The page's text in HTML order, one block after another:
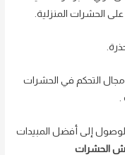
الحشرات المنزلية.
التحكم في الحشرات
إلى أفضل المبيدات
الحشرات